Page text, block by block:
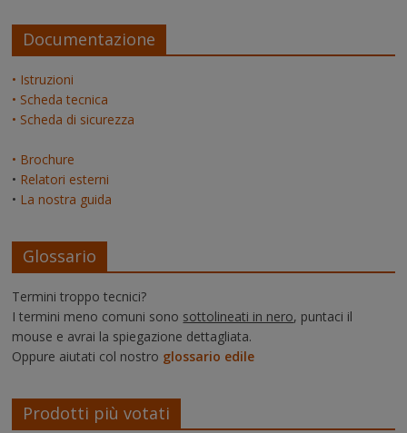
Documentazione
• Istruzioni
• Scheda tecnica
• Scheda di sicurezza
• Brochure
• Relatori esterni
• La nostra guida
Glossario
Termini troppo tecnici?
I termini meno comuni sono sottolineati in nero, puntaci il
mouse e avrai la spiegazione dettagliata.
Oppure aiutati col nostro glossario edile
Prodotti più votati